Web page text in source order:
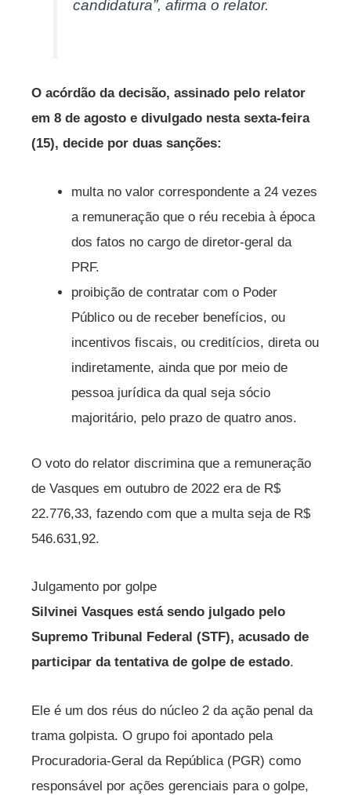
candidatura”, afirma o relator.
O acórdão da decisão, assinado pelo relator
em 8 de agosto e divulgado nesta sexta-feira
(15), decide por duas sanções:
multa no valor correspondente a 24 vezes
a remuneração que o réu recebia à época
dos fatos no cargo de diretor-geral da
PRF.
proibição de contratar com o Poder
Público ou de receber benefícios, ou
incentivos fiscais, ou creditícios, direta ou
indiretamente, ainda que por meio de
pessoa jurídica da qual seja sócio
majoritário, pelo prazo de quatro anos.
O voto do relator discrimina que a remuneração
de Vasques em outubro de 2022 era de R$
22.776,33, fazendo com que a multa seja de R$
546.631,92.
Julgamento por golpe
Silvinei Vasques está sendo julgado pelo
Supremo Tribunal Federal (STF), acusado de
participar da tentativa de golpe de estado.
Ele é um dos réus do núcleo 2 da ação penal da
trama golpista. O grupo foi apontado pela
Procuradoria-Geral da República (PGR) como
responsável por ações gerenciais para o golpe,